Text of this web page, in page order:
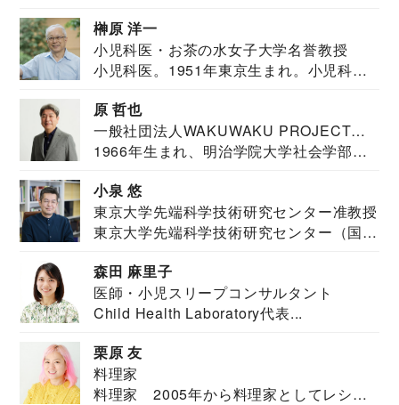
榊原 洋一
小児科医・お茶の水女子大学名誉教授
小児科医。1951年東京生まれ。小児科
原 哲也
一般社団法人WAKUWAKU PROJECT
JAPAN代表・言語聴覚士・社会福祉士
1966年生まれ、明治学院大学社会学部福
小泉 悠
東京大学先端科学技術研究センター准教授
東京大学先端科学技術研究センター（国際
森田 麻里子
医師・小児スリープコンサルタント
Child Health Laboratory代表...
栗原 友
料理家
料理家 2005年から料理家としてレシピ